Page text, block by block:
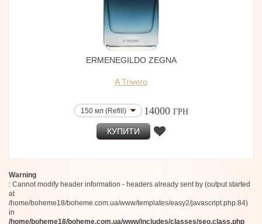
ERMENEGILDO ZEGNA
A Trivero
150 мл (Refill) 14000 ГРН
КУПИТИ
Warning
: Cannot modify header information - headers already sent by (output started
at
/home/boheme18/boheme.com.ua/www/templates/easy2/javascript.php:84)
in
/home/boheme18/boheme.com.ua/www/includes/classes/seo.class.php